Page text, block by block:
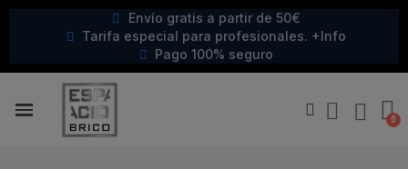
Envío gratis a partir de 50€
Tarifa especial para profesionales. +Info
Pago 100% seguro